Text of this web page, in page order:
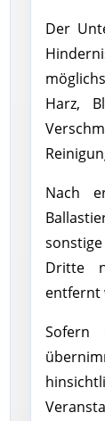
Der
Harz,
Nach
Dritte
entfernt
Sofern